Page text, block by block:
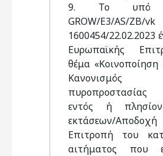
9. Το υπό
GROW/E3/AS/
1600454/22.02.2023
Ευρωπαϊκής
θέμα «Κοινοποίηση
Κανονισμός
πυροπροστασίας
εντός ή
εκτάσεων/
Επιτροπή του
αιτήματος που